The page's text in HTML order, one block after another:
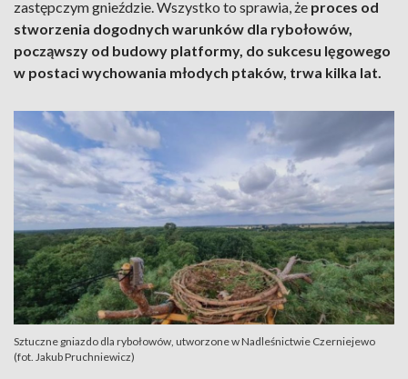
zastępczym gnieździe. Wszystko to sprawia, że proces od
stworzenia dogodnych warunków dla rybołowów,
począwszy od budowy platformy, do sukcesu lęgowego
w postaci wychowania młodych ptaków, trwa kilka lat.
Sztuczne gniazdo dla rybołowów, utworzone w Nadleśnictwie Czerniejewo
(fot. Jakub Pruchniewicz)